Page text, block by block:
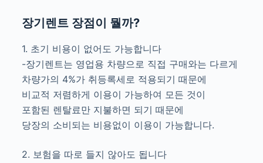
장기렌트 장점이 뭘까?
1. 초기 비용이 없어도 가능합니다
-장기렌트는 영업용 차량으로 직접 구매와는 다르게
차량가의 4%가 취등록세로 적용되기 때문에
비교적 저렴하게 이용이 가능하여 모든 것이
포함된 렌탈료만 지불하면 되기 때문에
당장의 소비되는 비용없이 이용이 가능합니다.
2. 보험을 따로 들지 않아도 됩니다